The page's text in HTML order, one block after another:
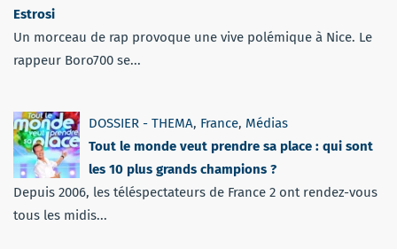
Estrosi
Un morceau de rap provoque une vive polémique à Nice. Le
rappeur Boro700 se...
DOSSIER - THEMA, France, Médias
Tout le monde veut prendre sa place : qui sont
les 10 plus grands champions ?
Depuis 2006, les téléspectateurs de France 2 ont rendez-vous
tous les midis...